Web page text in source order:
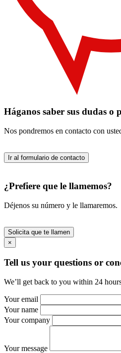
Háganos saber sus dudas o
Nos pondremos en contacto con
Ir al formulario de contacto
¿Prefiere que le llamemos?
Déjenos su número y le llamaremos.
Solicita que te llamen
×
Tell us your questions or
We’ll get back to you within 24
Your email
Your name
Your company
Your message